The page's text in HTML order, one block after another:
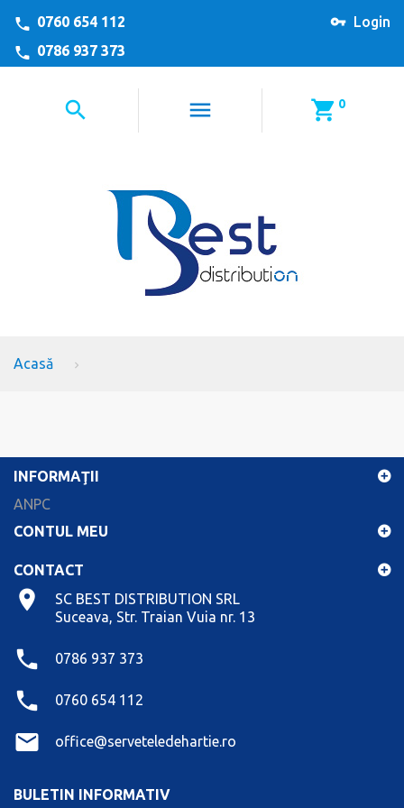
Login
0760 654 112
0786 937 373
0
Acasă
INFORMAŢII
ANPC
CONTUL MEU
CONTACT
SC BEST DISTRIBUTION SRL
Suceava, Str. Traian Vuia nr. 13
0786 937 373
0760 654 112
office@serveteledehartie.ro
BULETIN INFORMATIV